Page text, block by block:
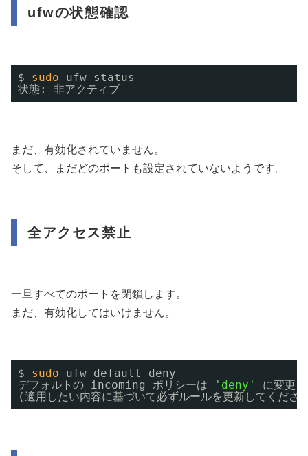
ufwの状態確認
$ sudo
ufw status
状態: 非アクティブ
まだ、有効化されていません。
そして、まだどのポートも設定されていないようです。
全アクセス禁止
一旦すべてのポートを閉鎖します。
まだ、有効化してはいけません。
$ sudo
ufw default deny
デフォルトの incoming ポリシーは
'deny'
に変更
(適用したい内容に基づいて必ずルールを更新してくださ